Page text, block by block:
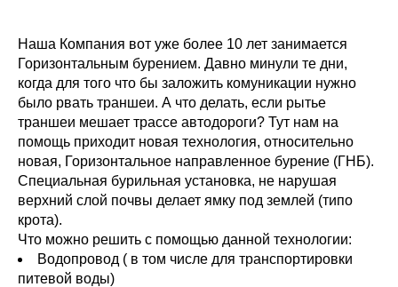
Наша Компания вот уже более 10 лет занимается
Горизонтальным бурением. Давно минули те дни,
когда для того что бы заложить комуникации нужно
было рвать траншеи. А что делать, если рытье
траншеи мешает трассе автодороги? Тут нам на
помощь приходит новая технология, относительно
новая, Горизонтальное направленное бурение (ГНБ).
Специальная бурильная установка, не нарушая
верхний слой почвы делает ямку под землей (типо
крота).
Что можно решить с помощью данной технологии:
Водопровод ( в том числе для транспортировки
питевой воды)